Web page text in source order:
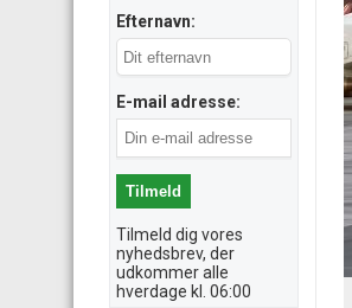
Efternavn:
E-mail adresse:
Tilmeld dig vores
nyhedsbrev, der
udkommer alle
hverdage kl. 06:00